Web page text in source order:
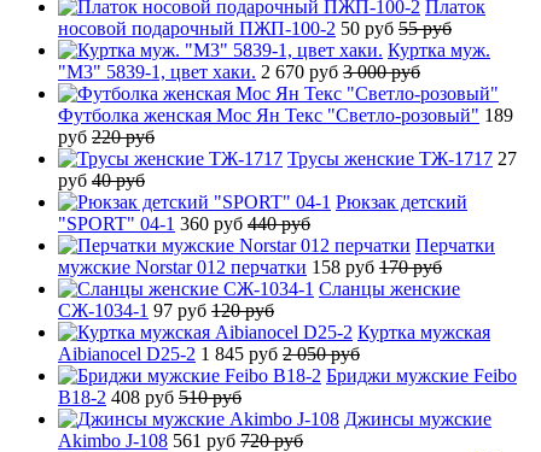
Платок
носовой подарочный ПЖП-100-2 50 руб 55 руб
Куртка муж.
"М3" 5839-1, цвет хаки. 2 670 руб 3 000 руб
Футболка женская Мос Ян Текс "Светло-розовый" 189
руб 220 руб
Трусы женские ТЖ-1717 27
руб 40 руб
Рюкзак детский
"SPORT" 04-1 360 руб 440 руб
Перчатки
мужские Norstar 012 перчатки 158 руб 170 руб
Сланцы женские
СЖ-1034-1 97 руб 120 руб
Куртка мужская
Aibianocel D25-2 1 845 руб 2 050 руб
Бриджи мужские Feibo
B18-2 408 руб 510 руб
Джинсы мужские
Akimbo J-108 561 руб 720 руб